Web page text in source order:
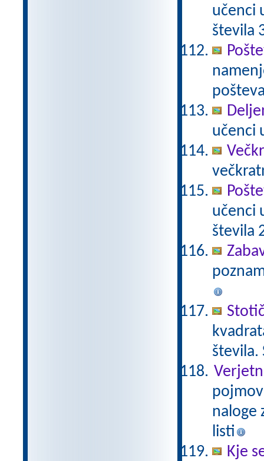
učenci
števila
učenci
učenci
števila
števila.
naloge
listi
Kje